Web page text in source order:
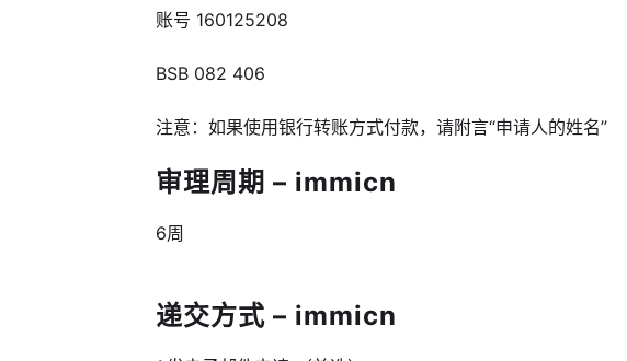
账号 160125208
BSB 082 406
注意：如果使用银行转账方式付款，请附言“申请人的姓名”
审理周期 – immicn
6周
递交方式 – immicn